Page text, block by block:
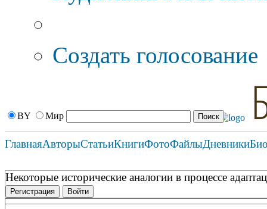
Создать голосование
BY Мир
ГлавнаяАвторыСтатьиКнигиФотоФайлыДневники
Некоторые исторические аналогии в процессе
Регистрация Войти